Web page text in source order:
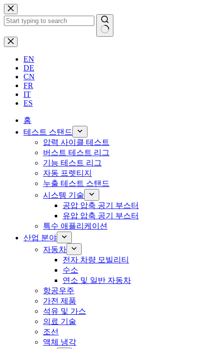
본
문
으
로
건
결
EN
DE
CN
FR
IT
ES
홈
테스트 스탠드
압력 사이클 테스트
버스트 테스트 리그
기능 테스트 리그
자동 프렛티지
누출 테스트 스탠드
시스템 기술
공압 압축 공기 부스터
유압 압축 공기 부스터
특수 애플리케이션
산업 분야
자동차
전자 차량 모빌리티
수소
연소 및 일반 자동차
항공우주
가전 제품
석유 및 가스
의료 기술
조선
액체 냉각